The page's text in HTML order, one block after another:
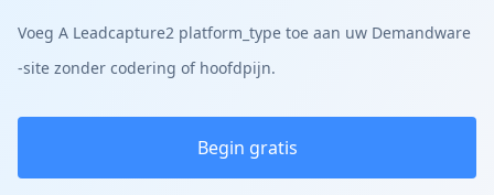
Voeg A Leadcapture2 platform_type toe aan uw Demandware
-site zonder codering of hoofdpijn.
Begin gratis